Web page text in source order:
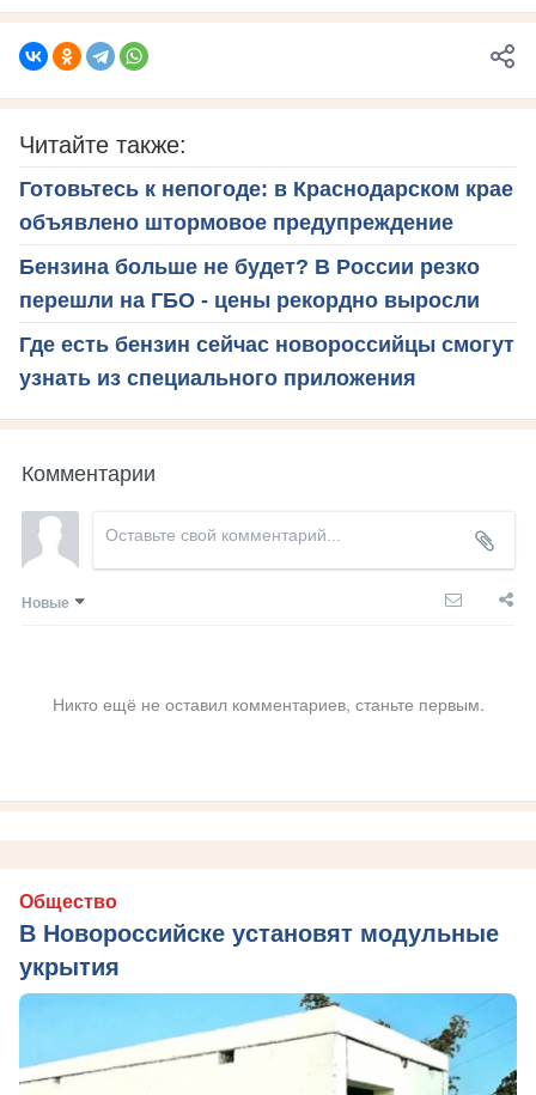
Читайте также:
Готовьтесь к непогоде: в Краснодарском крае
объявлено штормовое предупреждение
Бензина больше не будет? В России резко
перешли на ГБО - цены рекордно выросли
Где есть бензин сейчас новороссийцы смогут
узнать из специального приложения
Комментарии
Новые
Никто ещё не оставил комментариев, станьте первым.
Общество
В Новороссийске установят модульные
укрытия